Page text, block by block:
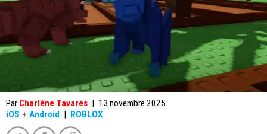
Par Charlène Tavares | 13 novembre 2025
iOS + Android | ROBLOX